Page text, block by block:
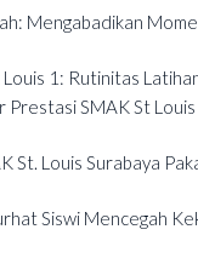
Mengabadikan
1: Rutinitas
Prestasi SMAK St
St. Louis Surabaya
Siswi Mencegah